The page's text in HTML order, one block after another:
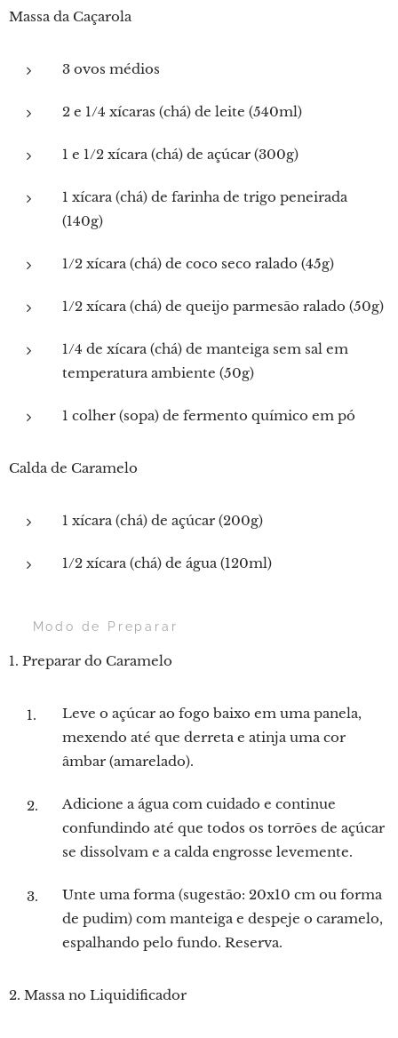
Massa da Caçarola
3 ovos médios
2 e 1/4 xícaras (chá) de leite (540ml)
1 e 1/2 xícara (chá) de açúcar (300g)
1 xícara (chá) de farinha de trigo peneirada
(140g)
1/2 xícara (chá) de coco seco ralado (45g)
1/2 xícara (chá) de queijo parmesão ralado (50g)
1/4 de xícara (chá) de manteiga sem sal em
temperatura ambiente (50g)
1 colher (sopa) de fermento químico em pó
Calda de Caramelo
1 xícara (chá) de açúcar (200g)
1/2 xícara (chá) de água (120ml)
👨‍🍳 Modo de Preparar
1. Preparar do Caramelo
Leve o açúcar ao fogo baixo em uma panela,
mexendo até que derreta e atinja uma cor
âmbar (amarelado).
Adicione a água com cuidado e continue
confundindo até que todos os torrões de açúcar
se dissolvam e a calda engrosse levemente.
Unte uma forma (sugestão: 20x10 cm ou forma
de pudim) com manteiga e despeje o caramelo,
espalhando pelo fundo. Reserva.
2. Massa no Liquidificador